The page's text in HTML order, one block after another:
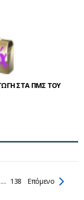
ΣΤΑ ΠΜΣ ΤΟΥ
.... 138 Επόμενο